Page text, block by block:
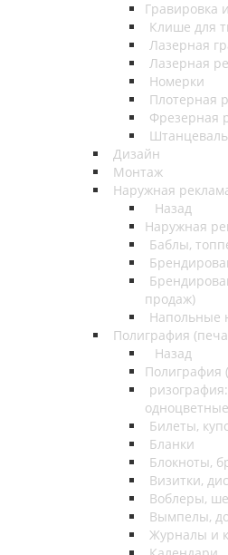
Гравировка
Клише для
Лазерная
Лазерная
Номерки
Плотерная
Фрезерная
Дизайн
Монтаж
Наружная
Назад
Наружная
Баблы,
продаж)
Напольные
Полиграфия
Назад
Полиграфия
одноцветные
Билеты,
Бланки
Блокноты,
Визитки,
Воблеры,
Вымпелы,
Журналы и